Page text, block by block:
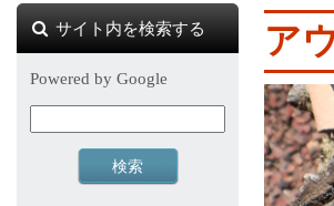
ア
サイト内を検索する
Powered by Google